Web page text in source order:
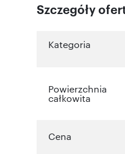
Szczegóły
Kategoria
Powierzchnia
całkowita
Cena